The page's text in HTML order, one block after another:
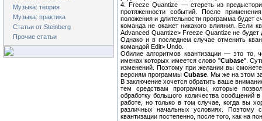
Музыка: теория
Музыка: практика
Статьи от Steinberg
Прочие статьи
4. Freeze Quantize — стереть из
протяженности событий. После
положения и длительности программа будет
команда не окажет никакого влияния. Если
Advanced Quantize> Freeze Quantize не
Однако и в последнем случае отменить
командой Edit> Undo.
Обилие алгоритмов квантизации — это то,
именах которых имеется слово "Cubase".
изменений. Поэтому при желании вы
версиям программы Cubase . Мы же на этом
В заключение хочется обратить ваше
тем средствам программы, которые
обработку большого количества сообщений
работе, но только в том случае, когда вы
различных начальных условиях. Поэтому
квантизации постепенно, после того, как на